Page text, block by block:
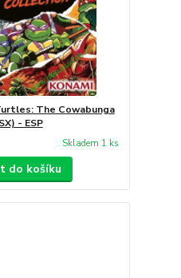
The Cowabunga
- ESP
Skladem 1 ks
do košíku